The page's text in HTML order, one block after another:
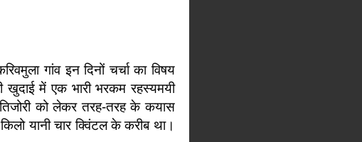
गांव इन दिनों चर्चा का विषय
में एक भारी भरकम रहस्यमयी
को लेकर तरह-तरह के कयास
यानी चार क्विंटल के करीब था।